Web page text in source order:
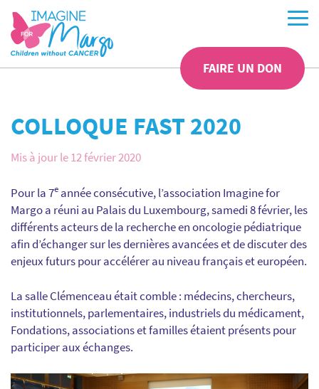
FAIRE UN DON
COLLOQUE FAST 2020
Mis à jour le 12 février 2020
Pour la 7e année consécutive, l’association Imagine for
Margo a réuni au Palais du Luxembourg, samedi 8 février, les
différents acteurs de la recherche en oncologie pédiatrique
afin d’échanger sur les dernières avancées et de discuter des
enjeux futurs pour accélérer au niveau français et européen.
La salle Clémenceau était comble : médecins, chercheurs,
institutionnels, parlementaires, industriels du médicament,
Fondations, associations et familles étaient présents pour
participer aux échanges.